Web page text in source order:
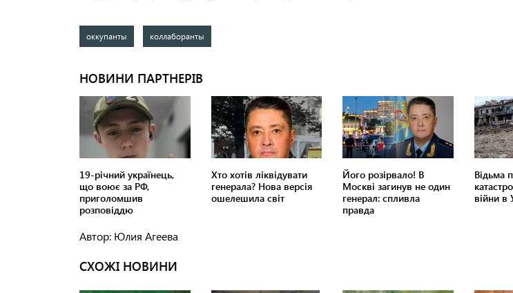
оккупанты коллаборанты
Автор: Юлия Агеева
СХОЖІ НОВИНИ